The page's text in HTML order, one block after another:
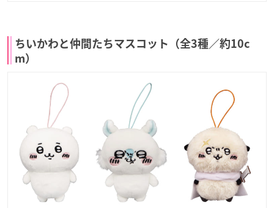
ちいかわと仲間たちマスコット（全3種／約10c
m）